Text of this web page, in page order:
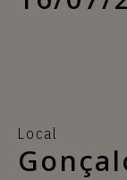
Local